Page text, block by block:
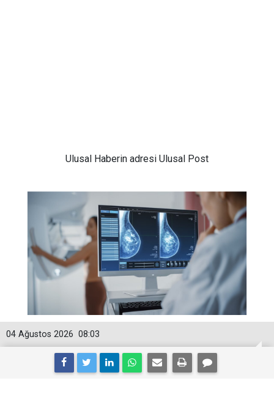
Ulusal Haberin adresi Ulusal Post
08:03
04 Ağustos 2026